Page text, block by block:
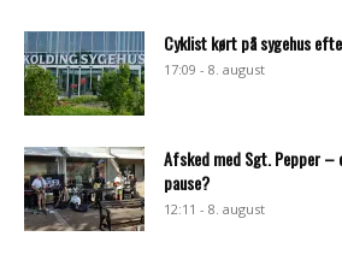
Cyklist kørt på sygehus
17:09 - 8. august
Afsked med Sgt. Pepper –
pause?
12:11 - 8. august